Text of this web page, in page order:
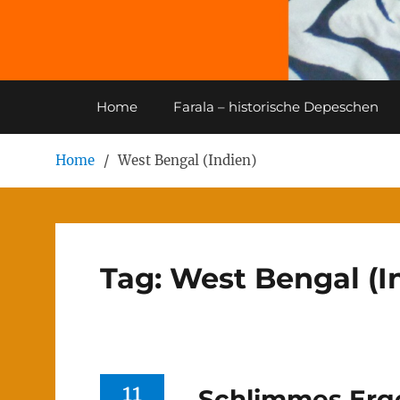
Home Farala – historische Depeschen
Home West Bengal (Indien)
Tag: West Bengal
11